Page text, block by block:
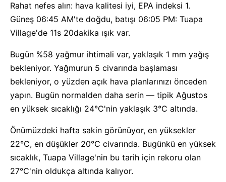
Rahat nefes alın: hava kalitesi iyi, EPA indeksi 1.
Güneş 06:45 AM'te doğdu, batışı 06:05 PM: Tuapa
Village'de 11s 20dakika ışık var.
Bugün %58 yağmur ihtimali var, yaklaşık 1 mm yağış
bekleniyor. Yağmurun 5 civarında başlaması
bekleniyor, o yüzden açık hava planlarınızı önceden
yapın. Bugün normalden daha serin — tipik Ağustos
en yüksek sıcaklığı 24°C'nin yaklaşık 3°C altında.
Önümüzdeki hafta sakin görünüyor, en yüksekler
22°C, en düşükler 20°C civarında. Bugünkü en yüksek
sıcaklık, Tuapa Village'nin bu tarih için rekoru olan
27°C'nin oldukça altında kalıyor.